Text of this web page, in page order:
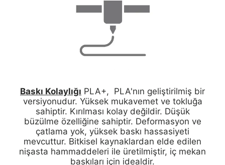
Baskı Kolaylığı PLA+, PLA'nın geliştirilmiş bir
versiyonudur. Yüksek mukavemet ve tokluğa
sahiptir. Kırılması kolay değildir. Düşük
büzülme özelliğine sahiptir. Deformasyon ve
çatlama yok, yüksek baskı hassasiyeti
mevcuttur. Bitkisel kaynaklardan elde edilen
nişasta hammaddeleri ile üretilmiştir, iç mekan
baskıları için idealdir.